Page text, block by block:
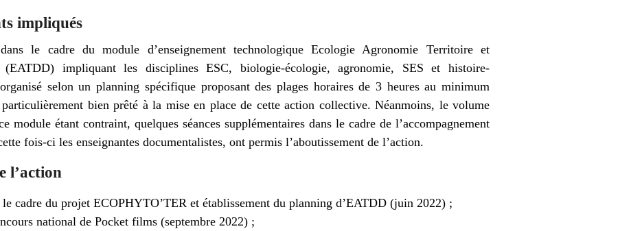
impliqués
le cadre du module d’enseignement technologique Ecologie Agronomie Territoire et
(EATDD) impliquant les disciplines ESC, biologie-écologie, agronomie, SES et histoire-
selon un planning spécifique proposant des plages horaires de 3 heures au minimum
bien prêté à la mise en place de cette action collective. Néanmoins, le volume
module étant contraint, quelques séances supplémentaires dans le cadre de l’accompagnement
fois-ci les enseignantes documentalistes, ont permis l’aboutissement de l’action.
l’action
le cadre du projet ECOPHYTO’TER et établissement du planning d’EATDD (juin 2022) ;
national de Pocket films (septembre 2022) ;